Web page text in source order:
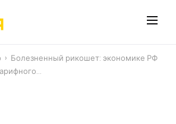
› Болезненный рикошет: экономике РФ